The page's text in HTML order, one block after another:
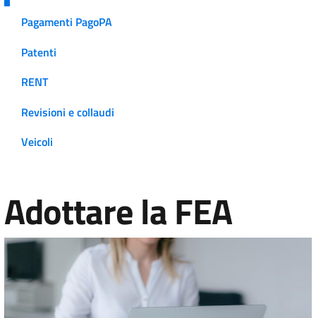
Pagamenti PagoPA
Patenti
RENT
Revisioni e collaudi
Veicoli
Adottare la FEA